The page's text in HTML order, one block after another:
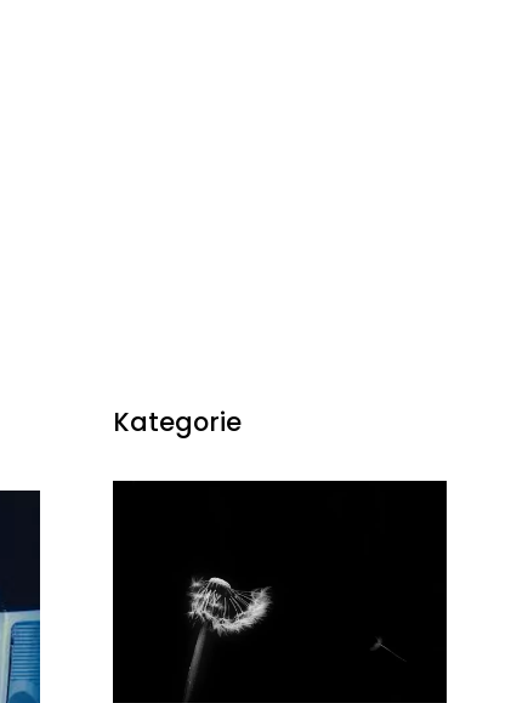
Kategorie